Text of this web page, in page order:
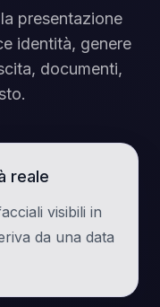
presentazione
identità, genere
documenti,
reale
visibili in
da una data